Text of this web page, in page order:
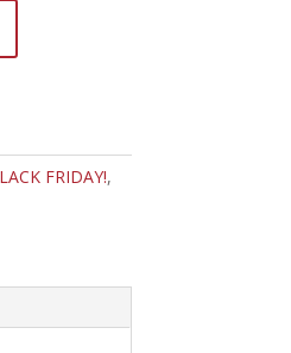
FRIDAY!,